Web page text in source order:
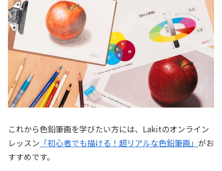
これから色鉛筆画を学びたい方には、Lakitのオンライン
レッスン 「初心者でも描ける！超リアルな色鉛筆画」 がお
すすめです。